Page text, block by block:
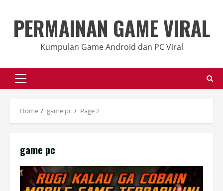
contentPERMAINAN GAME VIRAL
Kumpulan Game Android dan PC Viral
Primary
Home game pc Page 2
game pc